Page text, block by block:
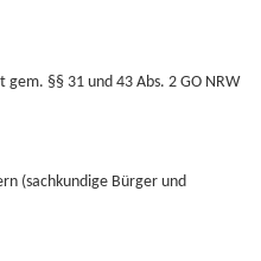
§§ 31 und 43 Abs. 2 GO NRW
(sachkundige Bürger und